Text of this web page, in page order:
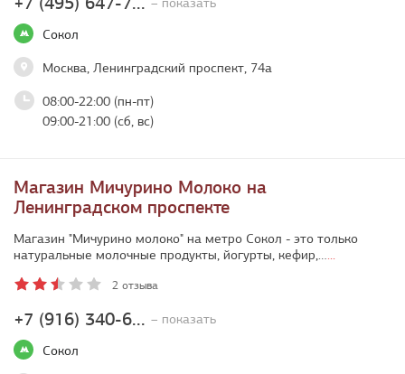
Сокол
Москва, Ленинградский проспект, 74а
08:00-22:00 (пн-пт)
09:00-21:00 (сб, вс)
Магазин Мичурино Молоко на
Ленинградском проспекте
+7 (916) 340-6... – показать
Сокол
Магазин "Мичурино молоко" на метро Сокол - это только
натуральные молочные продукты, йогурты, кефир,…...
2 отзыва